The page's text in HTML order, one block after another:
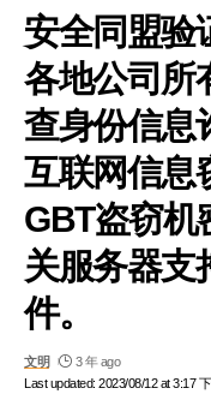
安全同盟验
各地公司所
查身份信息
互联网信息
GBT盗窃
关服务器支
件。
Last updated: 2023/08/12 at 3:17
文明 3 年 ago